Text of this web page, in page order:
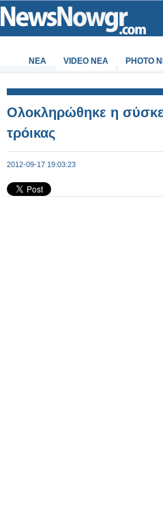
ΝΕΑ VIDEO NEA PHOTO
Ολοκληρώθηκε η
τρόικας
2012-09-17 19:03:23